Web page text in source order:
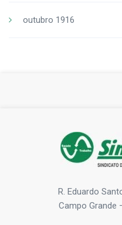
outubro 1916
R. Eduardo
Campo Grande